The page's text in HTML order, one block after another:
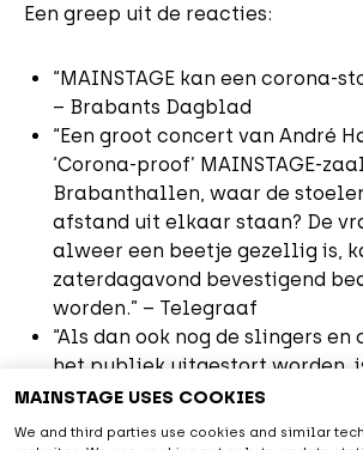
MAINSTAGE USES COOKIES
We and third parties use cookies and similar
Een greep uit de reacties:
“MAINSTAGE kan een corona-
– Brabants Dagblad
“Een groot concert van André
‘Corona-proof’ MAINSTAGE-
Brabanthallen, waar de
afstand uit elkaar staan? De
alweer een beetje gezellig is,
zaterdagavond bevestigend
worden.” – Telegraaf
“Als dan ook nog de slingers
het publiek uitgestort worden,
Brabant hier niet de polonaise
was het gezellig.” - Telegraaf